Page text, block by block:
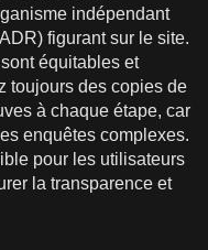
indépendant
figurant sur le site.
équitables et
toujours des copies de
à chaque étape, car
enquêtes complexes.
pour les utilisateurs
la transparence et